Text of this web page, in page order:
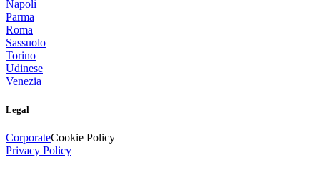
Napoli
Parma
Roma
Sassuolo
Torino
Udinese
Venezia
Legal
CorporateCookie Policy
Privacy Policy